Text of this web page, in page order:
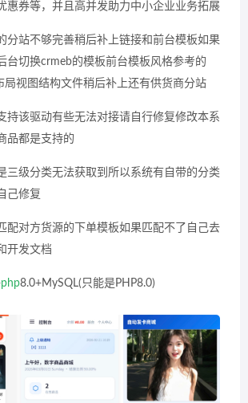
惠券等，并且高并发助力中小企业业务拓展
分站不够完善稍后补上链接和前台模板如果
台切换crmeb的模板前台模板风格参考的
局视图结构文件稍后补上还有供货商分站
持该驱动有些无法对接请自行修复修改本系
品都是支持的
三级分类无法获取到所以系统有自带的分类
己修复
配对方货源的下单模板如果匹配不了自己去
开发文档
php8.0+MySQL(只能是PHP8.0)